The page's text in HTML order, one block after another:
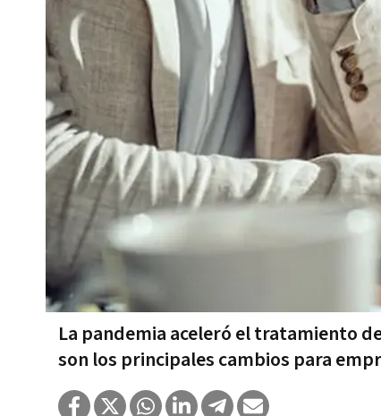
La pandemia aceleró el tratamiento
son los principales cambios para